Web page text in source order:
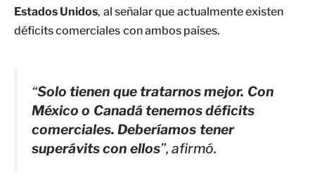
Estados Unidos, al señalar que actualmente existen
déficits comerciales con ambos países.
“Solo tienen que tratarnos mejor. Con
México o Canadá tenemos déficits
comerciales. Deberíamos tener
superávits con ellos”, afirmó.